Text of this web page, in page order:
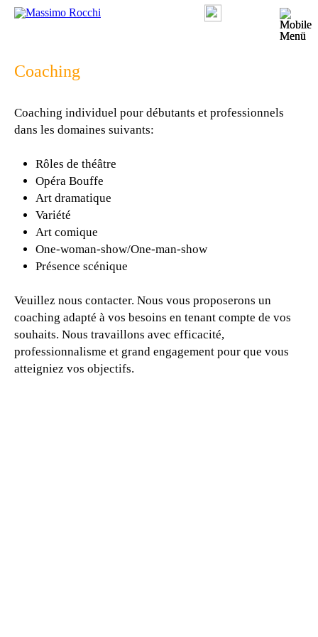
Coaching
Coaching individuel pour débutants et professionnels
dans les domaines suivants:
Rôles de théâtre
Opéra Bouffe
Art dramatique
Variété
Art comique
One-woman-show/One-man-show
Présence scénique
Veuillez nous contacter. Nous vous proposerons un
coaching adapté à vos besoins en tenant compte de vos
souhaits. Nous travaillons avec efficacité,
professionnalisme et grand engagement pour que vous
atteigniez vos objectifs.